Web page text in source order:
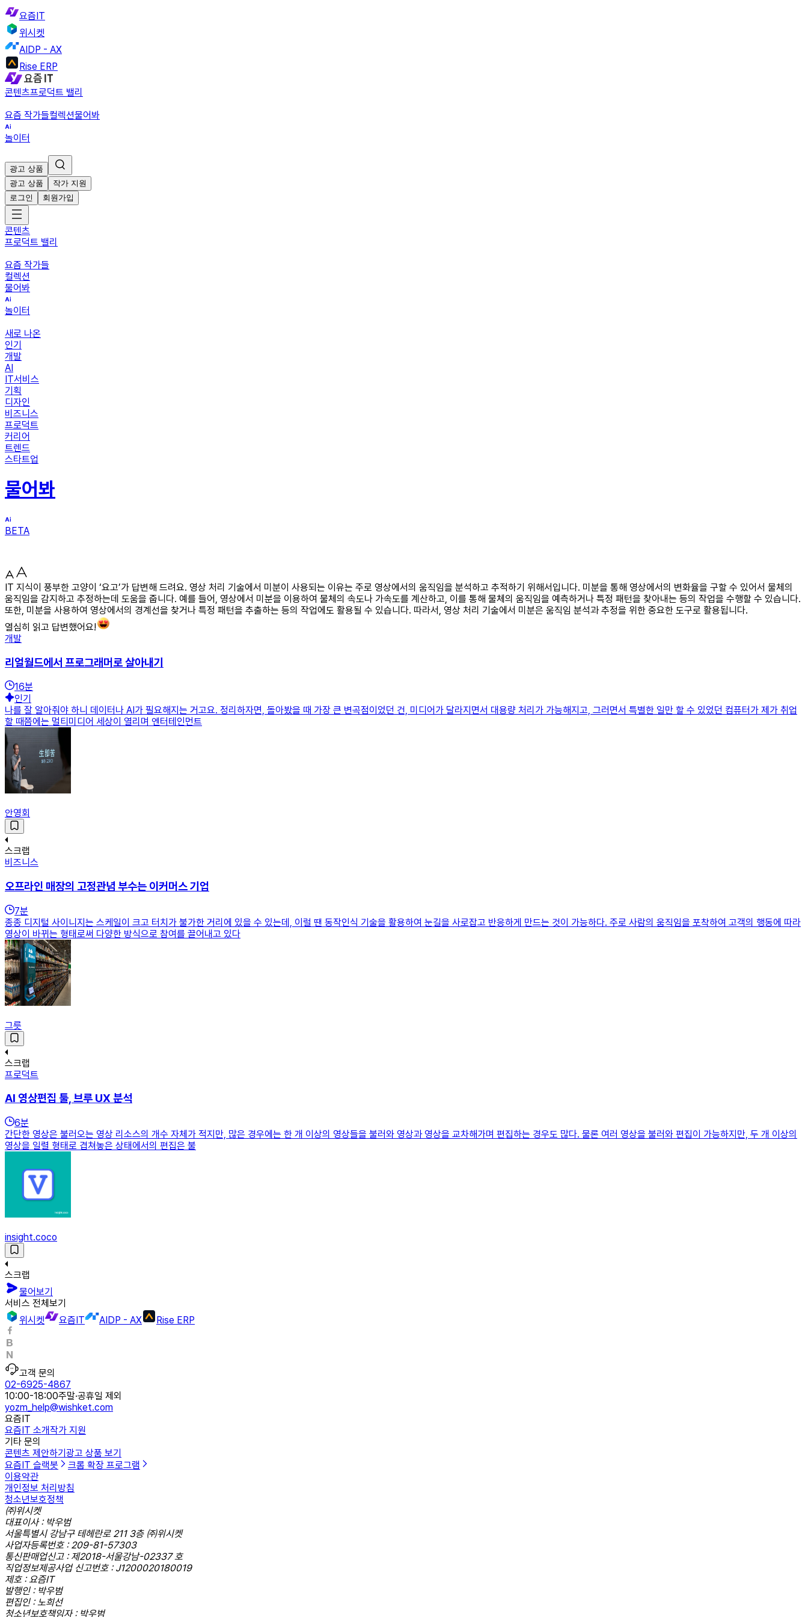
요즘IT
위시켓
AIDP - AX
Rise ERP
콘텐츠프로덕트 밸리
요즘 작가들컬렉션물어봐
놀이터
광고 상품
광고 상품
작가 지원
로그인
회원가입
콘텐츠
프로덕트 밸리
요즘 작가들
컬렉션
물어봐
놀이터
새로 나온
인기
개발
AI
IT서비스
기획
디자인
비즈니스
프로덕트
커리어
트렌드
스타트업
물어봐
BETA
IT 지식이 풍부한 고양이 ‘요고’가 답변해 드려요. 영상 처리 기술에서 미분이 사용되는 이유는 주로 영상에서의 움직임을 분석하고 추적하기 위해서입니다. 미분을 통해 영상에서의 변화율을 구할 수 있어서 물체의
움직임을 감지하고 추정하는데 도움을 줍니다. 예를 들어, 영상에서 미분을 이용하여 물체의 속도나 가속도를 계산하고, 이를 통해 물체의 움직임을 예측하거나 특정 패턴을 찾아내는 등의 작업을 수행할 수 있습니다.
또한, 미분을 사용하여 영상에서의 경계선을 찾거나 특정 패턴을 추출하는 등의 작업에도 활용될 수 있습니다. 따라서, 영상 처리 기술에서 미분은 움직임 분석과 추정을 위한 중요한 도구로 활용됩니다.
열심히 읽고 답변했어요!
개발
리얼월드에서 프로그래머로 살아내기
16분
인기
나를 잘 알아줘야 하니 데이터나 AI가 필요해지는 거고요. 정리하자면, 돌아봤을 때 가장 큰 변곡점이었던 건, 미디어가 달라지면서 대용량 처리가 가능해지고, 그러면서 특별한 일만 할 수 있었던 컴퓨터가 제가 취업
할 때쯤에는 멀티미디어 세상이 열리며 엔터테인먼트
안영회
스크랩
비즈니스
오프라인 매장의 고정관념 부수는 이커머스 기업
7분
종종 디지털 사이니지는 스케일이 크고 터치가 불가한 거리에 있을 수 있는데, 이럴 땐 동작인식 기술을 활용하여 눈길을 사로잡고 반응하게 만드는 것이 가능하다. 주로 사람의 움직임을 포착하여 고객의 행동에 따라
영상이 바뀌는 형태로써 다양한 방식으로 참여를 끌어내고 있다
그릇
스크랩
프로덕트
AI 영상편집 툴, 브루 UX 분석
6분
간단한 영상은 불러오는 영상 리소스의 개수 자체가 적지만, 많은 경우에는 한 개 이상의 영상들을 불러와 영상과 영상을 교차해가며 편집하는 경우도 많다. 물론 여러 영상을 불러와 편집이 가능하지만, 두 개 이상의
영상을 일렬 형태로 겹쳐놓은 상태에서의 편집은 불
insight.coco
스크랩
물어보기
서비스 전체보기
위시켓
요즘IT AIDP - AX Rise ERP
고객 문의
02-6925-4867
10:00-18:00주말·공휴일 제외
yozm_help@wishket.com
요즘IT
요즘IT 소개작가 지원
기타 문의
콘텐츠 제안하기 광고 상품 보기
요즘IT 슬랙봇
크롬 확장 프로그램
이용약관
개인정보 처리방침
청소년보호정책
㈜위시켓
대표이사 : 박우범
서울특별시 강남구 테헤란로 211 3층 ㈜위시켓
사업자등록번호 : 209-81-57303
통신판매업신고 : 제2018-서울강남-02337 호
직업정보제공사업 신고번호 : J1200020180019
제호 : 요즘IT
발행인 : 박우범
편집인 : 노희선
청소년보호책임자 : 박우범